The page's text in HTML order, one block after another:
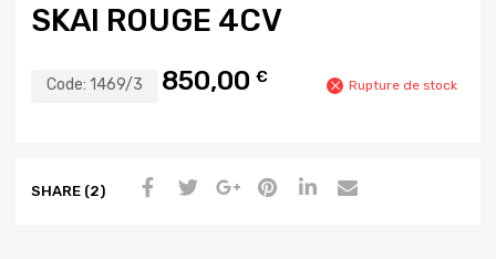
SKAI ROUGE 4CV
Code: 1469/3 850,00 € Rupture de stock
SHARE (2)